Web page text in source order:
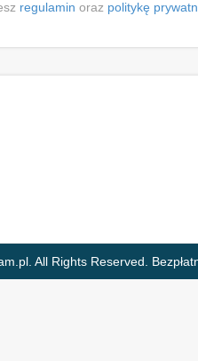
regulamin oraz politykę
All Rights Reserved.